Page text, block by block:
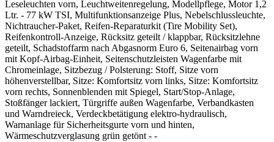
Leseleuchten vorn, Leuchtweitenregelung, Modellpflege, Motor 1,2
Ltr. - 77 kW TSI, Multifunktionsanzeige Plus, Nebelschlussleuchte,
Nichtraucher-Paket, Reifen-Reparaturkit (Tire Mobility Set),
Reifenkontroll-Anzeige, Rücksitz geteilt / klappbar, Rücksitzlehne
geteilt, Schadstoffarm nach Abgasnorm Euro 6, Seitenairbag vorn
mit Kopf-Airbag-Einheit, Seitenschutzleisten Wagenfarbe mit
Chromeinlage, Sitzbezug / Polsterung: Stoff, Sitze vorn
höhenverstellbar, Sitze: Komfortsitz vorn links, Sitze: Komfortsitz
vorn rechts, Sonnenblenden mit Spiegel, Start/Stop-Anlage,
Stoßfänger lackiert, Türgriffe außen Wagenfarbe, Verbandkasten
und Warndreieck, Verdeckbetätigung elektro-hydraulisch,
Warnanlage für Sicherheitsgurte vorn und hinten,
Wärmeschutzverglasung grün getönt - -